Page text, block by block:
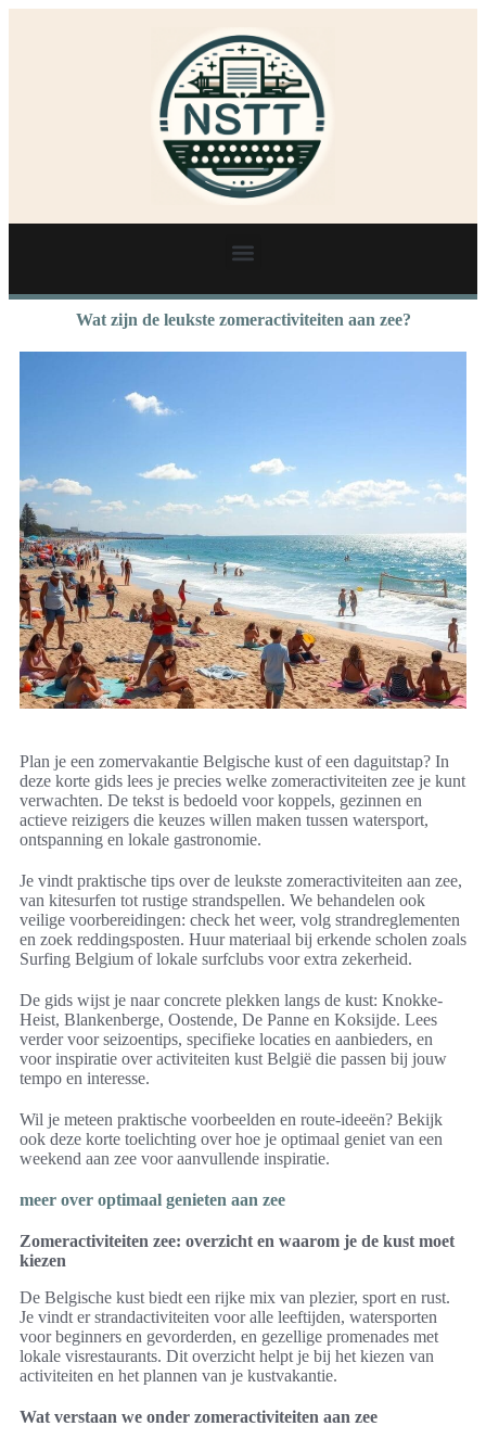
Wat zijn de leukste zomeractiviteiten aan zee?
Plan je een zomervakantie Belgische kust of een daguitstap? In
deze korte gids lees je precies welke zomeractiviteiten zee je kunt
verwachten. De tekst is bedoeld voor koppels, gezinnen en
actieve reizigers die keuzes willen maken tussen watersport,
ontspanning en lokale gastronomie.
Je vindt praktische tips over de leukste zomeractiviteiten aan zee,
van kitesurfen tot rustige strandspellen. We behandelen ook
veilige voorbereidingen: check het weer, volg strandreglementen
en zoek reddingsposten. Huur materiaal bij erkende scholen zoals
Surfing Belgium of lokale surfclubs voor extra zekerheid.
De gids wijst je naar concrete plekken langs de kust: Knokke-
Heist, Blankenberge, Oostende, De Panne en Koksijde. Lees
verder voor seizoentips, specifieke locaties en aanbieders, en
voor inspiratie over activiteiten kust België die passen bij jouw
tempo en interesse.
Wil je meteen praktische voorbeelden en route-ideeën? Bekijk
ook deze korte toelichting over hoe je optimaal geniet van een
weekend aan zee voor aanvullende inspiratie.
meer over optimaal genieten aan zee
Zomeractiviteiten zee: overzicht en waarom je de kust moet
kiezen
De Belgische kust biedt een rijke mix van plezier, sport en rust.
Je vindt er strandactiviteiten voor alle leeftijden, watersporten
voor beginners en gevorderden, en gezellige promenades met
lokale visrestaurants. Dit overzicht helpt je bij het kiezen van
activiteiten en het plannen van je kustvakantie.
Wat verstaan we onder zomeractiviteiten aan zee